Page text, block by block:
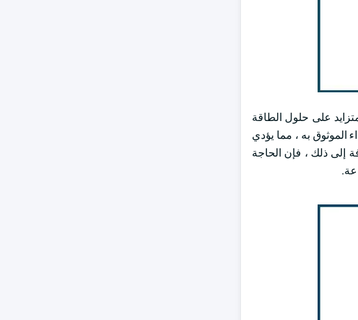
مركب يزيد عن 6.5٪ حتى عام 2034. ويعزز التركيز المتزايد على حلول الطاقة
الموثوق به ، مما يؤدي
إلى ذلك ، فإن الحاجة